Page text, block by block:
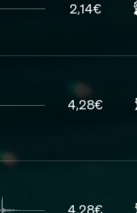
2,14€
4,28€
4,28€